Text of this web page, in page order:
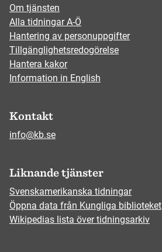
Om tjänsten
Alla tidningar A-Ö
Hantering av personuppgifter
Tillgänglighetsredogörelse
Hantera kakor
Information in English
Kontakt
info@kb.se
Liknande tjänster
Svenskamerikanska tidningar
Öppna data från Kungliga biblioteket
Wikipedias lista över tidningsarkiv